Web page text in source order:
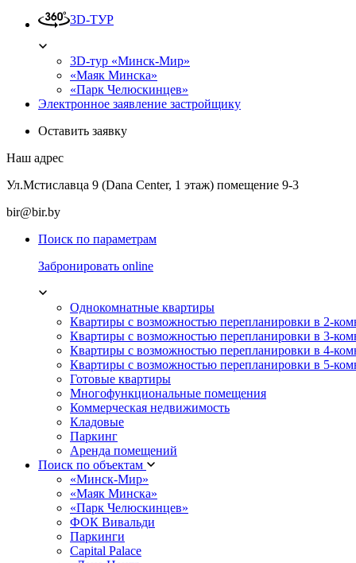
3D-ТУР
3D-тур «Минск-Мир»
«Маяк Минска»
«Парк Челюскинцев»
Электронное заявление застройщику
Оставить заявку
Наш адрес
Ул.Мстиславца 9 (Dana Center, 1 этаж) помещение 9-3
bir@bir.by
Поиск по параметрам
Забронировать online
Однокомнатные квартиры
Квартиры с возможностью перепланировки в 2-
Квартиры с возможностью перепланировки в 3-
Квартиры с возможностью перепланировки в 4-
Квартиры с возможностью перепланировки в 5-
Готовые квартиры
Многофункциональные помещения
Коммерческая недвижимость
Кладовые
Паркинг
Аренда помещений
Поиск по объектам
«Минск-Мир»
«Маяк Минска»
«Парк Челюскинцев»
ФОК Вивальди
Паркинги
Capital Palace